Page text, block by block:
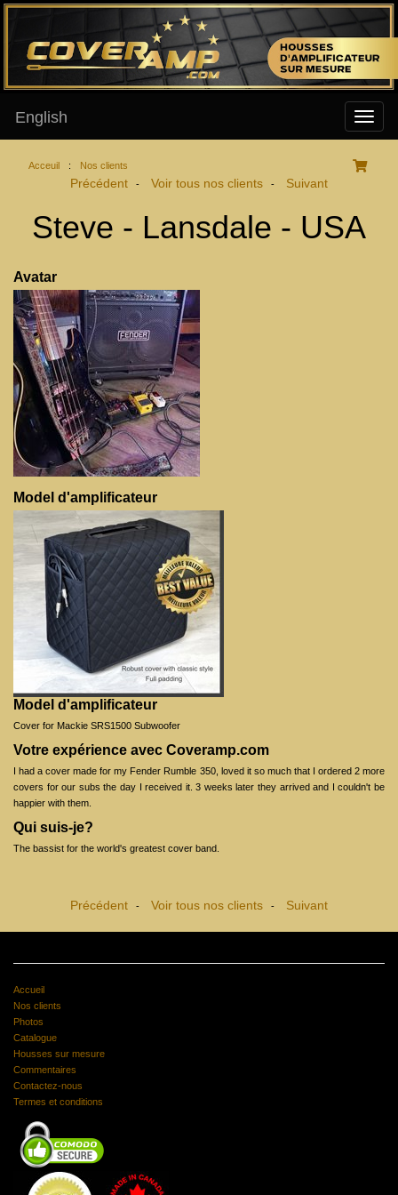
English
Acceuil : Nos clients
Précédent - Voir tous nos clients - Suivant
Steve - Lansdale - USA
Avatar
Model d'amplificateur
Model d'amplificateur
Cover for Mackie SRS1500 Subwoofer
Votre expérience avec Coveramp.com
I had a cover made for my Fender Rumble 350, loved it so much that I ordered 2 more
covers for our subs the day I received it. 3 weeks later they arrived and I couldn't be
happier with them.
Qui suis-je?
The bassist for the world's greatest cover band.
Précédent - Voir tous nos clients - Suivant
Accueil
Nos clients
Photos
Catalogue
Housses sur mesure
Commentaires
Contactez-nous
Termes et conditions